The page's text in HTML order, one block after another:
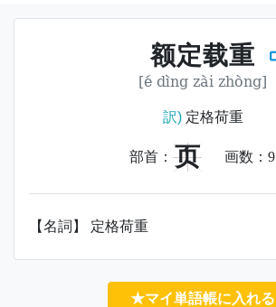
额定载重
[é dìng zài zhòng]
訳)定格荷重
部首： 页 画数： 9
【名詞】 定格荷重
★マイ単語帳に入れる